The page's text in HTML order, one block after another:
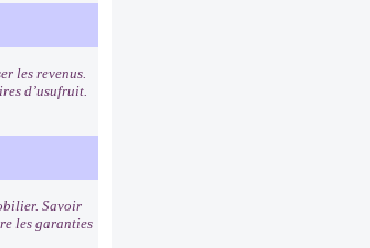
les revenus.
d’usufruit.
Savoir
les garanties